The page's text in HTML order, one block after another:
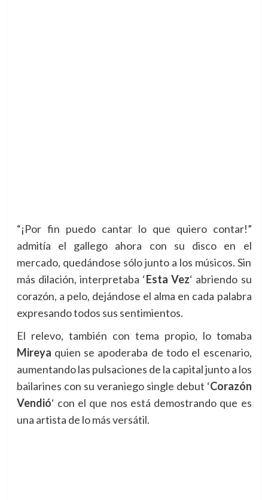
“¡Por fin puedo cantar lo que quiero contar!”
admitía el gallego ahora con su disco en el
mercado, quedándose sólo junto a los músicos. Sin
más dilación, interpretaba ‘Esta Vez‘ abriendo su
corazón, a pelo, dejándose el alma en cada palabra
expresando todos sus sentimientos.
El relevo, también con tema propio, lo tomaba
Mireya quien se apoderaba de todo el escenario,
aumentando las pulsaciones de la capital junto a los
bailarines con su veraniego single debut ‘Corazón
Vendió‘ con el que nos está demostrando que es
una artista de lo más versátil.